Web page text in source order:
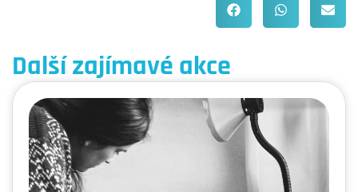
Další zajímavé akce